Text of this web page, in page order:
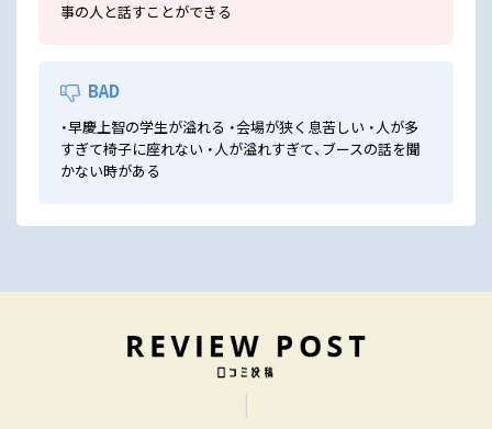
事の人と話すことができる
BAD
・早慶上智の学生が溢れる ・会場が狭く息苦しい ・人が多
すぎて椅子に座れない ・人が溢れすぎて、ブースの話を聞
かない時がある